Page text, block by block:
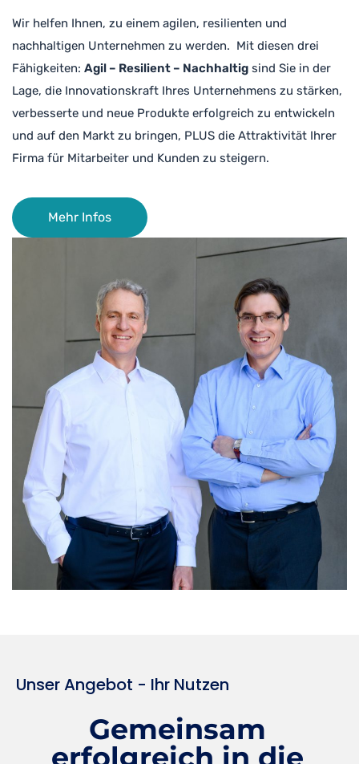
Wir helfen Ihnen, zu einem agilen, resilienten und
nachhaltigen Unternehmen zu werden. Mit diesen drei
Fähigkeiten: Agil – Resilient – Nachhaltig sind Sie in der
Lage, die Innovationskraft Ihres Unternehmens zu stärken,
verbesserte und neue Produkte erfolgreich zu entwickeln
und auf den Markt zu bringen, PLUS die Attraktivität Ihrer
Firma für Mitarbeiter und Kunden zu steigern.
Mehr Infos
Unser Angebot - Ihr Nutzen
Gemeinsam
erfolgreich in die